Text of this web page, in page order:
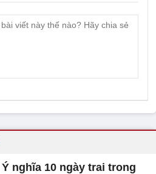
Ý nghĩa 10 ngày trai trong